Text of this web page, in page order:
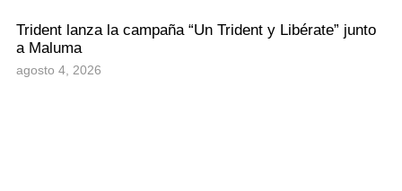
Trident lanza la campaña “Un Trident y Libérate” junto
a Maluma
agosto 4, 2026